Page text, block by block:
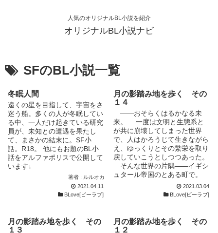
人気のオリジナルBL小説を紹介
オリジナルBL小説ナビ
SFのBL小説一覧
冬眠人間
遠くの星を目指して、宇宙をさ
迷う船。多くの人が冬眠してい
る中、一人だけ起きている研究
員が、未知との遭遇を果たし
て、まさかの結末に。SF小
話。R18。 他にもお題のBL小
話をアルファポリスで公開して
います↓
https://www.alphapolis.co.jp/no
vel/352542676/650442483
著者 : ルルオカ
2021.04.11
BLove[ビーラブ]
月の影踏み地を歩く その
１４
――おそらくはるかなる未
来。 一度は文明と生態系と
が共に崩壊してしまった世界
で、人はかろうじて生きながら
え、ゆっくりとその繁栄を取り
戻していこうとしつつあった。
そんな世界の片隅――イギシ
ュタール帝国のとある町で。
ひょんなことから貴族の男
と、平民の男とが出会う。それ
えていた貴族の男、ユヴュは、
そのやり場のないいらだちを平
2021.03.04
BLove[ビーラブ]
月の影踏み地を歩く その
１３
月の影踏み地を歩く その
１２